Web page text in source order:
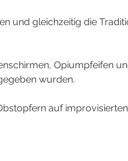
und gleichzeitig die
Opiumpfeifen
wurden.
auf improvisierten